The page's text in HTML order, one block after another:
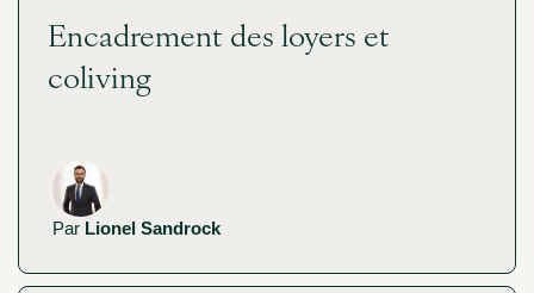
Encadrement des loyers et
coliving
Par Lionel Sandrock